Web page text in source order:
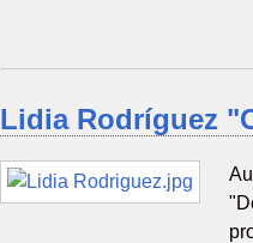
Lidia Rodríguez